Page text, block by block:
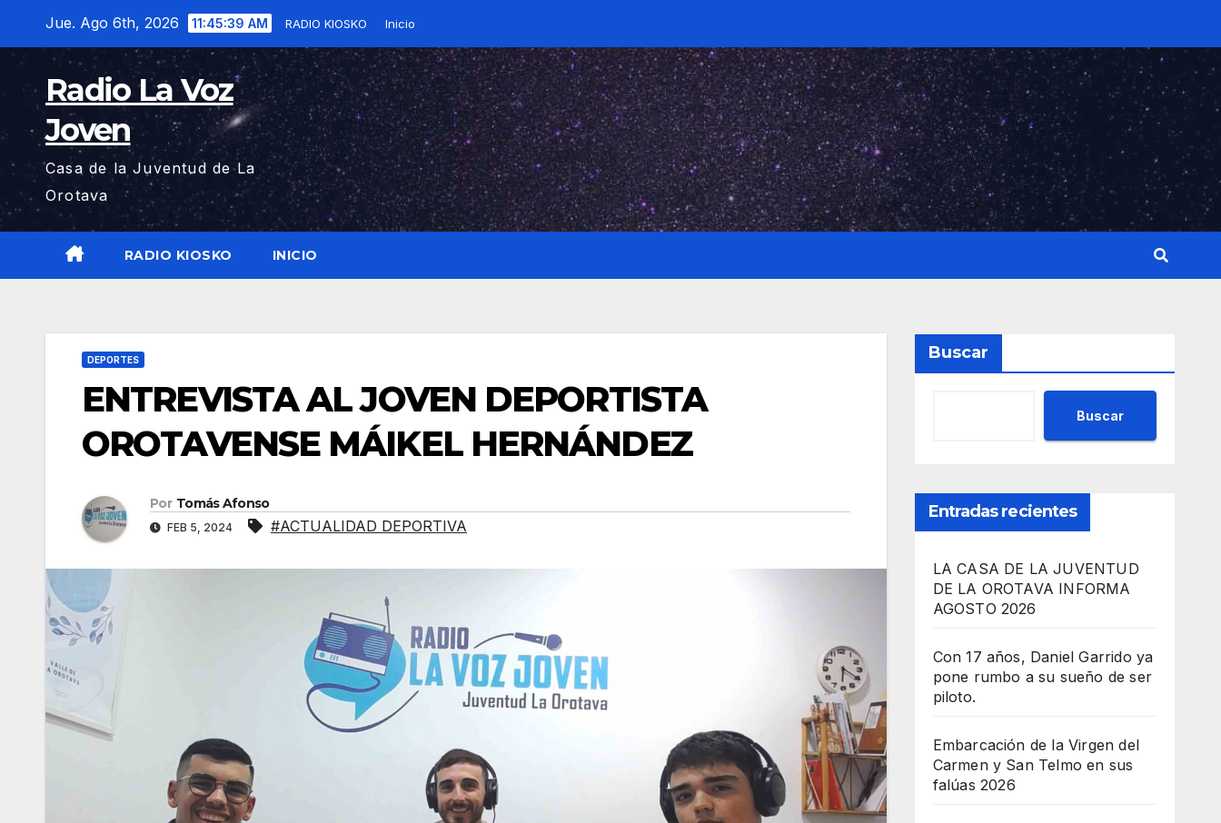
contenido
Jue. Ago 6th, 2026 11:45:40 AM RADIO KIOSKO Inicio
Radio La Voz
Joven
Casa de la Juventud de La
Orotava
RADIO KIOSKO INICIO
DEPORTES
ENTREVISTA AL JOVEN DEPORTISTA
OROTAVENSE MÁIKEL HERNÁNDEZ
Por Tomás Afonso
FEB 5, 2024 #ACTUALIDAD DEPORTIVA
Buscar
Buscar
Entradas recientes
LA CASA DE LA JUVENTUD
DE LA OROTAVA INFORMA
AGOSTO 2026
Con 17 años, Daniel Garrido ya
pone rumbo a su sueño de ser
piloto.
Embarcación de la Virgen del
Carmen y San Telmo en sus
falúas 2026